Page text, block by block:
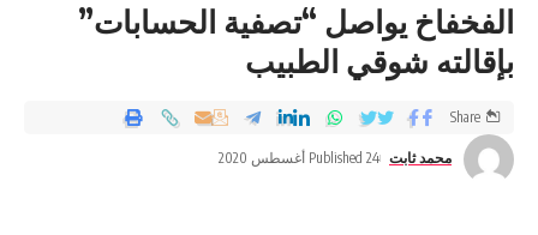
الفخفاخ يواصل “تصفية الحسابات”
بإقالته شوقي الطبيب
محمد ثابت Published 24 أغسطس 2020
Share